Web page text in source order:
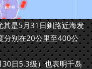
其是5月31日釧路近海发
分别在20公里至400公
日5.3级）也表明千岛